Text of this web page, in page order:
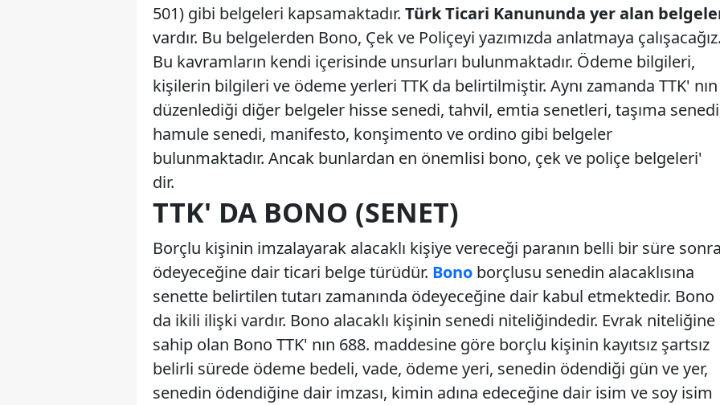
501) gibi belgeleri kapsamaktadır. Türk Ticari Kanununda yer alan
vardır. Bu belgelerden Bono, Çek ve Poliçeyi yazımızda anlatmaya
Bu kavramların kendi içerisinde unsurları bulunmaktadır. Ödeme bilgileri,
kişilerin bilgileri ve ödeme yerleri TTK da belirtilmiştir. Aynı zamanda TTK' nın
düzenlediği diğer belgeler hisse senedi, tahvil, emtia senetleri, taşıma
hamule senedi, manifesto, konşimento ve ordino gibi belgeler
bulunmaktadır. Ancak bunlardan en önemlisi bono, çek ve poliçe belgeleri'
dir.
TTK' DA BONO (SENET)
Borçlu kişinin imzalayarak alacaklı kişiye vereceği paranın belli bir süre
ödeyeceğine dair ticari belge türüdür. Bono borçlusu senedin alacaklısına
senette belirtilen tutarı zamanında ödeyeceğine dair kabul etmektedir. Bono
da ikili ilişki vardır. Bono alacaklı kişinin senedi niteliğindedir. Evrak niteliğine
sahip olan Bono TTK' nın 688. maddesine göre borçlu kişinin kayıtsız şartsız
belirli sürede ödeme bedeli, vade, ödeme yeri, senedin ödendiği gün ve yer,
senedin ödendiğine dair imzası, kimin adına edeceğine dair isim ve soy isim